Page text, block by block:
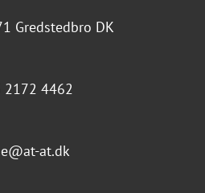
Gredstedbro DK
2172 4462
at.dk